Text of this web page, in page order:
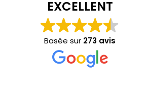
EXCELLENT
Basée sur 273 avis
Équipe très compétent très
bon travaille équipe super
sympas rien à dire très poli à
l’écoute Bryan et Sébastien
on fait un très bon travaille je